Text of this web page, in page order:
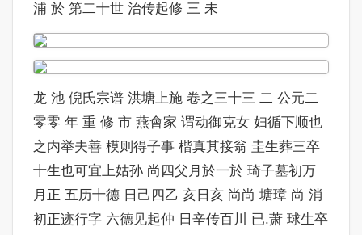
浦 於 第二十世 治传起修 三 未
龙 池 倪氏宗谱 洪塘上施 卷之三十三 二 公元二
零零 年 重 修 市 燕會家 谓动御克女 妇循下顺也
之内举夫善 模则得子事 楷真其接翁 圭生葬三卒
十生也可宜上姑孙 尚四父月於一於 琦子墓初万
月正 五历十德 日己四乙 亥日亥 尚尚 塘璋 尚 消
初正迹行字 六德见起仲 日辛传百川 已.萧 球生卒